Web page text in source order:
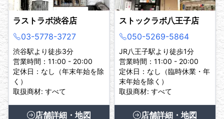
ラストラボ渋谷店
03-5778-3727
渋谷駅より徒歩3分
営業時間：11:00 - 20:00
定休日：なし（年末年始を除
く）
取扱商材: すべて
店舗詳細・地図
ストックラボ八王子店
050-5269-5864
JR八王子駅より徒歩1分
営業時間：11:00 - 20:00
定休日：なし（臨時休業・年
末年始を除く）
取扱商材: すべて
店舗詳細・地図